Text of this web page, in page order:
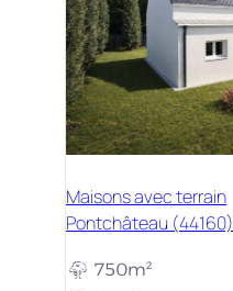
Maisons avec terrain
Pontchâteau (44160)
750m²